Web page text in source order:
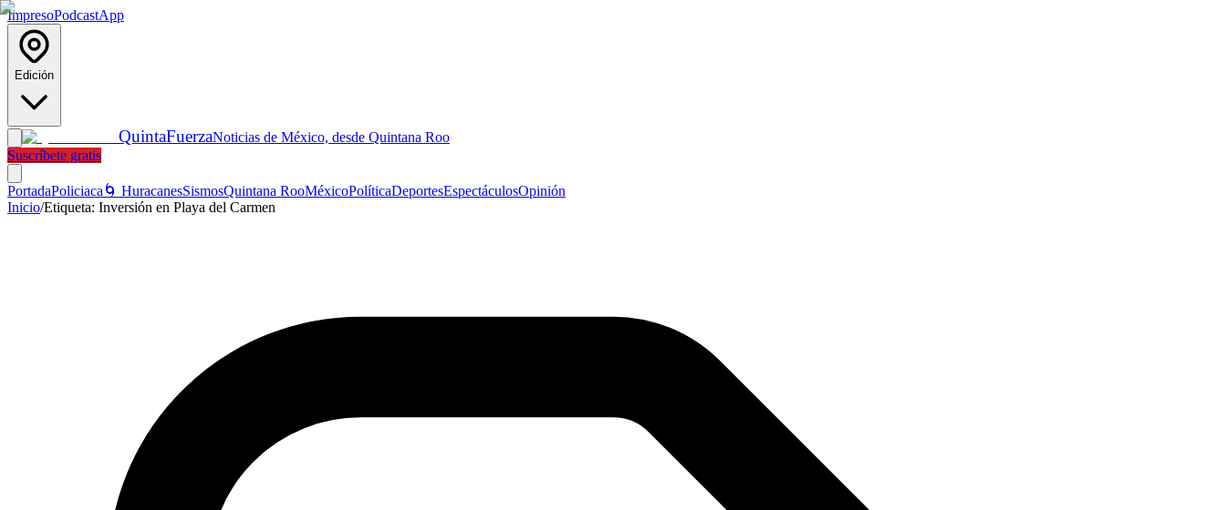
ImpresoPodcastApp
Edición
QuintaFuerzaNoticias de México, desde Quintana Roo
Suscríbete gratis
PortadaPoliciaca 🌀 HuracanesSismosQuintana RooMéxicoPolíticaDeportesEspectáculosOpinión
Inicio/Etiqueta: Inversión en Playa del Carmen